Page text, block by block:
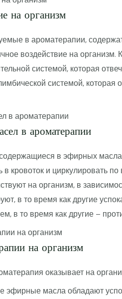
на организм
в ароматерапии,
воздействие на организм.
системой, которая
системой,
в ароматерапии
в эфирных
в кровоток и циркулировать
на организм, в
в то время как другие
в то время как другие –
на организм
оказывает на
эфирные масла обладают